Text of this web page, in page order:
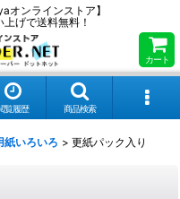
オンラインストア】
げで送料無料！
カート
覧履歴 商品検索
紙いろいろ > 更紙パック入り